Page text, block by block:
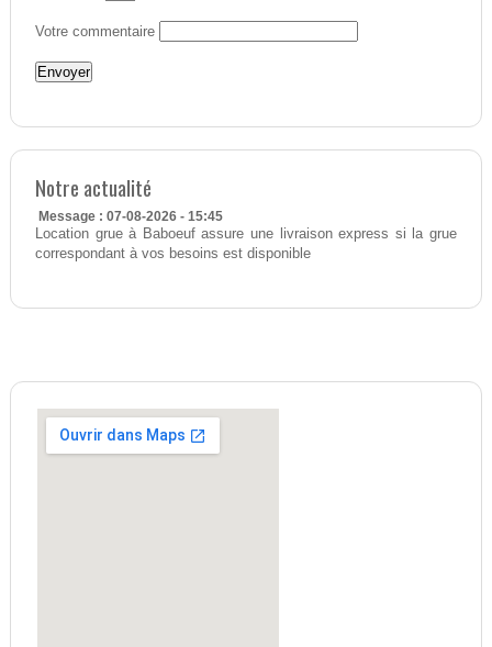
Votre commentaire
Notre actualité
Message : 07-08-2026 - 15:45
Location grue à Baboeuf assure une livraison express si la grue
correspondant à vos besoins est disponible